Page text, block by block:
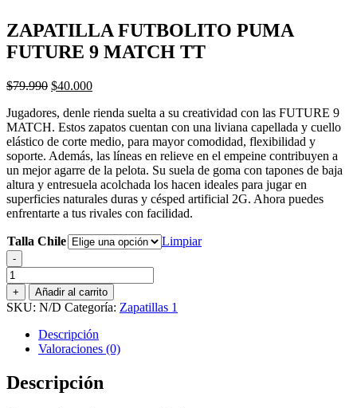
ZAPATILLA FUTBOLITO PUMA
FUTURE 9 MATCH TT
$79.990 El
original
era:
$79.990.
$40.000El
actual
es:
$40.000.
Jugadores, denle rienda suelta a su creatividad con las FUTURE 9
MATCH. Estos zapatos cuentan con una liviana capellada y cuello
elástico de corte medio, para mayor comodidad, flexibilidad y
soporte. Además, las líneas en relieve en el empeine contribuyen a
un mejor agarre de la pelota. Su suela de goma con tapones de baja
altura y entresuela acolchada los hacen ideales para jugar en
superficies naturales duras y césped artificial 2G. Ahora puedes
enfrentarte a tus rivales con facilidad.
Talla Chile Limpiar
-
ZAPATILLA
FUTBOLITO
PUMA
FUTURE
MATCH
cantidad
+ Añadir al carrito
SKU: N/D Categoría: Zapatillas 1
Descripción
Valoraciones (0)
Descripción